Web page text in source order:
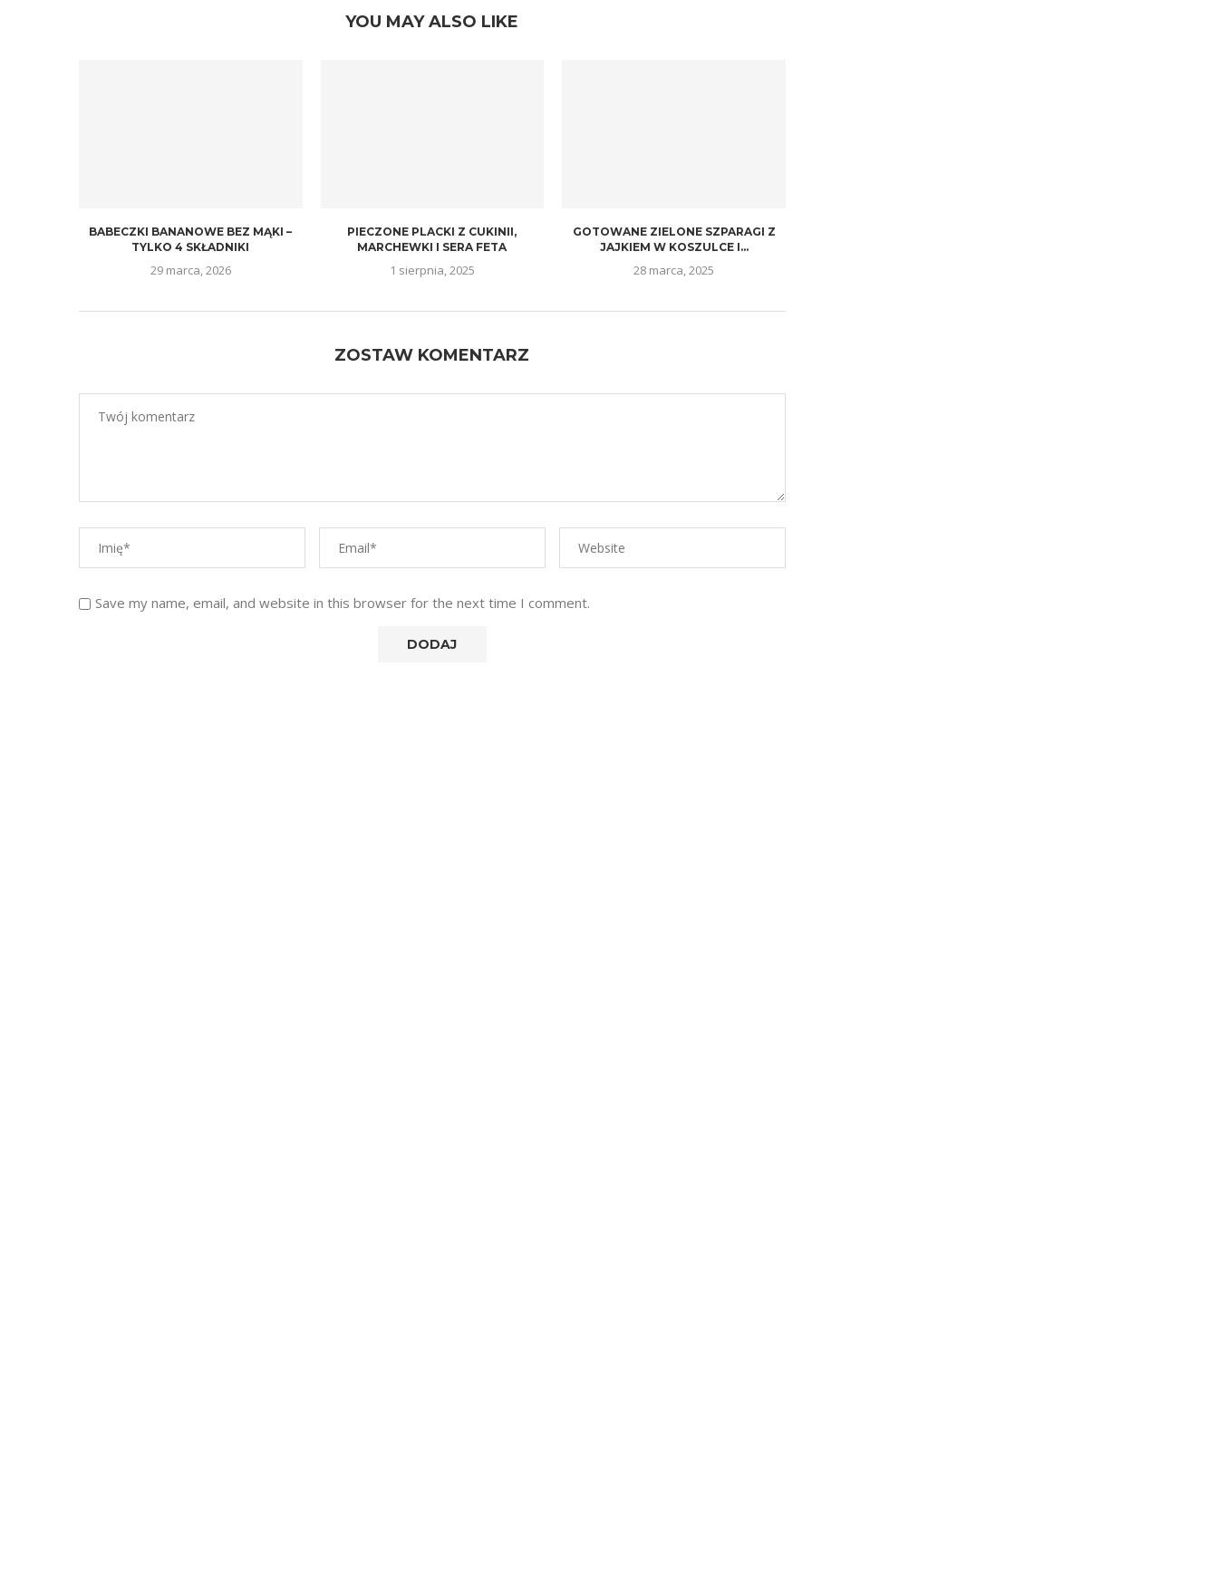
YOU MAY ALSO LIKE
BABECZKI BANANOWE BEZ MĄKI –
TYLKO 4 SKŁADNIKI
29 marca, 2026
PIECZONE PLACKI Z CUKINII,
MARCHEWKI I SERA FETA
1 sierpnia, 2025
GOTOWANE ZIELONE SZPARAGI Z
JAJKIEM W KOSZULCE I...
28 marca, 2025
ZOSTAW KOMENTARZ
Save my name, email, and website in this browser for the next time I comment.